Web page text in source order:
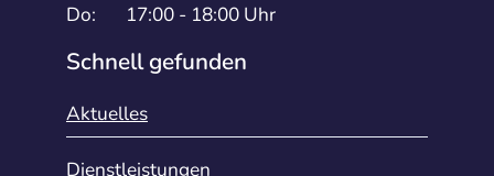
Do: 17:00 - 18:00 Uhr
Schnell gefunden
Aktuelles
Dienstleistungen